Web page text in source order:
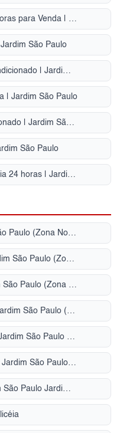
Apartamento com portaria 24 horas para Venda | Jardim São Paulo
São Paulo
Alugar Apartamento com ar condicionado | Jardim São Paulo
| Jardim São Paulo
Alugar Sobrado com ar condicionado | Jardim São Paulo
São Paulo
Alugar Apartamento com portaria 24 horas | Jardim São Paulo
Condomínio Josefina Jardim São Paulo (Zona Norte)
Condomínio Maria Cristina Jardim São Paulo (Zona Norte)
Condomínio Nilda Maria Jardim São Paulo (Zona Norte)
Condomínio Privilege Garden Jardim São Paulo (Zona Norte)
Condomínio Piazza San Paolo Jardim São Paulo (Zona Norte)
Condomínio Mirante São Paulo Jardim São Paulo (Zona Norte)
Condomínio Elementare Jardim São Paulo Jardim São Paulo (Zona Norte)